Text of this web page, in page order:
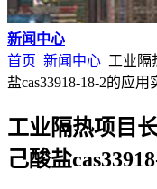
新闻中心
首页 新闻中心 工业隔
盐cas33918-18-2的应用
工业隔热项目
己酸盐